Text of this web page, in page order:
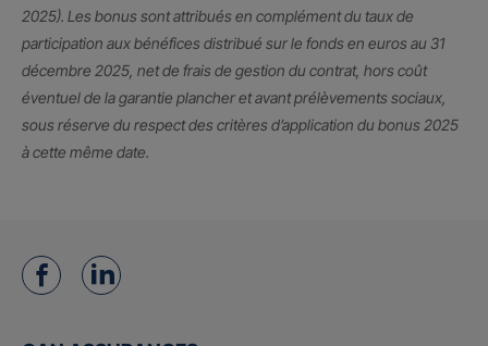
2025). Les bonus sont attribués en complément du taux de
participation aux bénéfices distribué sur le fonds en euros au 31
décembre 2025, net de frais de gestion du contrat, hors coût
éventuel de la garantie plancher et avant prélèvements sociaux,
sous réserve du respect des critères d’application du bonus 2025
à cette même date.